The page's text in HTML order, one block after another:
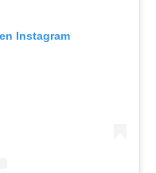
Instagram